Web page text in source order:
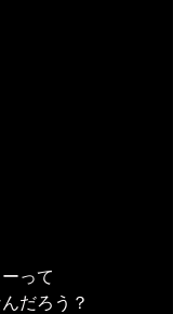
って
だろう？